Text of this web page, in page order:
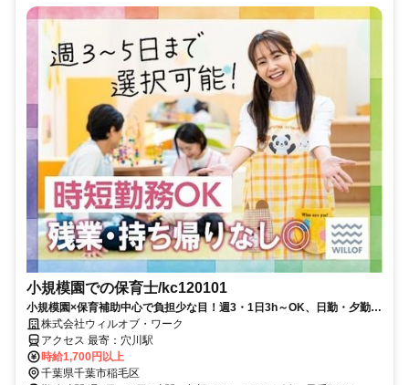
小規模園での保育士/kc120101
小規模園×保育補助中心で負担少な目！週3・1日3h～OK、日勤・夕勤等
の選択可！ミドルシニアも
株式会社ウィルオブ・ワーク
アクセス 最寄：穴川駅
時給1,700円以上
千葉県千葉市稲毛区